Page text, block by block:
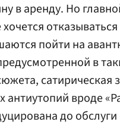
в аренду. Но
хочется
пойти на
в
сатирическая
антиутопий вроде
до